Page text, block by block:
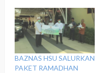
BAZNAS HSU SALURKAN
PAKET RAMADHAN